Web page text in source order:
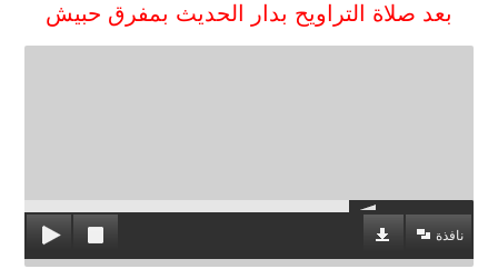
بعد صلاة التراويح بدار الحديث بمفرق حبيش
نافذة